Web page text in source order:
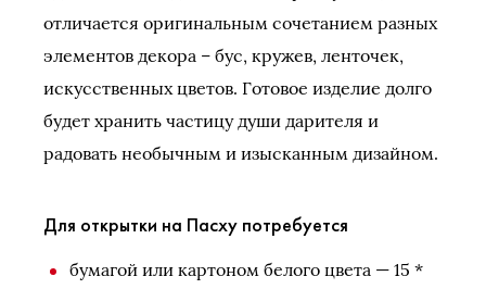
отличается оригинальным сочетанием разных
элементов декора – бус, кружев, ленточек,
искусственных цветов. Готовое изделие долго
будет хранить частицу души дарителя и
радовать необычным и изысканным дизайном.
Для открытки на Пасху потребуется
бумагой или картоном белого цвета — 15 *